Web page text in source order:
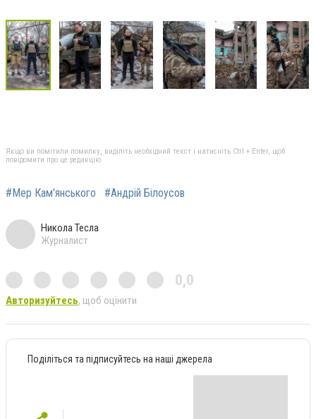
Якщо ви помітили помилку, виділіть необхідний текст і натисніть Ctrl + Enter, щоб
повідомити про це редакцію
#Мер Кам'янського #Андрій Білоусов
Никола Тесла
Журналист
0,0
Авторизуйтесь, щоб оцінити
Поділіться та підписуйтесь на наші джерела